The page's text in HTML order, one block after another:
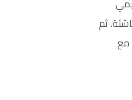
ثم
مع